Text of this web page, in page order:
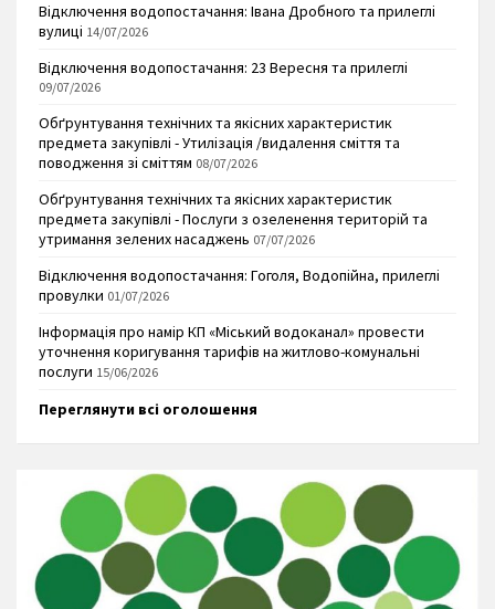
Відключення водопостачання: Івана Дробного та прилеглі
вулиці 14/07/2026
Відключення водопостачання: 23 Вересня та прилеглі
09/07/2026
Обґрунтування технічних та якісних характеристик
предмета закупівлі - Утилізація /видалення сміття та
поводження зі сміттям 08/07/2026
Обґрунтування технічних та якісних характеристик
предмета закупівлі - Послуги з озеленення територій та
утримання зелених насаджень 07/07/2026
Відключення водопостачання: Гоголя, Водопійна, прилеглі
провулки 01/07/2026
Інформація про намір КП «Міський водоканал» провести
уточнення коригування тарифів на житлово-комунальні
послуги 15/06/2026
Переглянути всі оголошення